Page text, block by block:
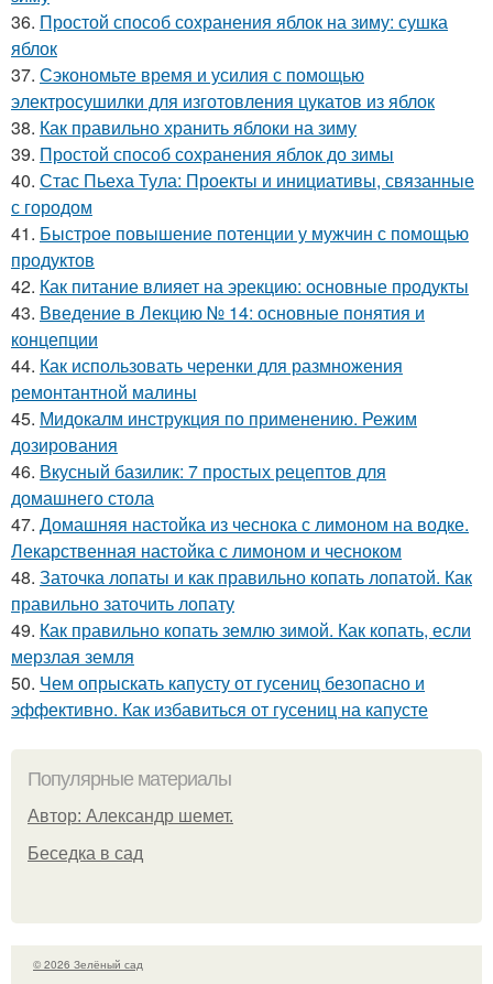
36. Простой способ сохранения яблок на зиму: сушка
яблок
37. Сэкономьте время и усилия с помощью
электросушилки для изготовления цукатов из яблок
38. Как правильно хранить яблоки на зиму
39. Простой способ сохранения яблок до зимы
40. Стас Пьеха Тула: Проекты и инициативы, связанные
с городом
41. Быстрое повышение потенции у мужчин с помощью
продуктов
42. Как питание влияет на эрекцию: основные продукты
43. Введение в Лекцию № 14: основные понятия и
концепции
44. Как использовать черенки для размножения
ремонтантной малины
45. Мидокалм инструкция по применению. Режим
дозирования
46. Вкусный базилик: 7 простых рецептов для
домашнего стола
47. Домашняя настойка из чеснока с лимоном на водке.
Лекарственная настойка с лимоном и чесноком
48. Заточка лопаты и как правильно копать лопатой. Как
правильно заточить лопату
49. Как правильно копать землю зимой. Как копать, если
мерзлая земля
50. Чем опрыскать капусту от гусениц безопасно и
эффективно. Как избавиться от гусениц на капусте
Популярные материалы
Автор: Александр шемет.
Беседка в сад
© 2026 Зелёный сад